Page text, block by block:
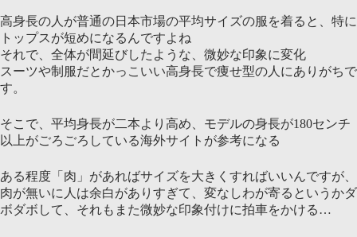
高身長の人が普通の日本市場の平均サイズの服を着ると、特に
トップスが短めになるんですよね
それで、全体が間延びしたような、微妙な印象に変化
スーツや制服だとかっこいい高身長で痩せ型の人にありがちで
す。
そこで、平均身長が二本より高め、モデルの身長が180センチ
以上がごろごろしている海外サイトが参考になる
ある程度「肉」があればサイズを大きくすればいいんですが、
肉が無いに人は余白がありすぎて、変なしわが寄るというかダ
ボダボして、それもまた微妙な印象付けに拍車をかける…